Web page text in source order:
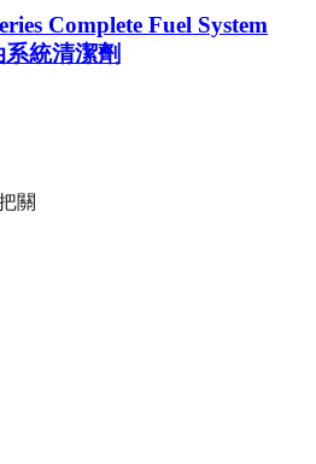
Complete Fuel System
統清潔劑
關